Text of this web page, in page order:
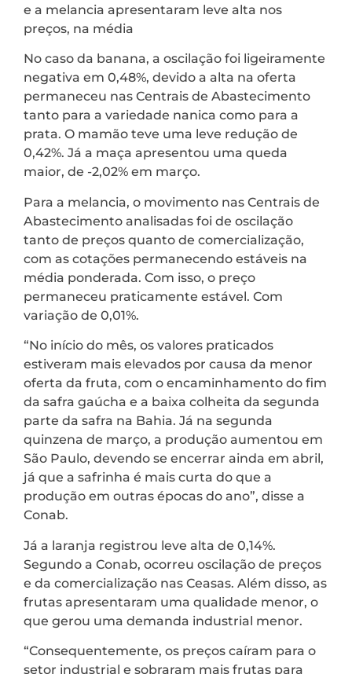
e a melancia apresentaram leve alta nos
preços, na média
No caso da banana, a oscilação foi ligeiramente
negativa em 0,48%, devido a alta na oferta
permaneceu nas Centrais de Abastecimento
tanto para a variedade nanica como para a
prata. O mamão teve uma leve redução de
0,42%. Já a maça apresentou uma queda
maior, de -2,02% em março.
Para a melancia, o movimento nas Centrais de
Abastecimento analisadas foi de oscilação
tanto de preços quanto de comercialização,
com as cotações permanecendo estáveis na
média ponderada. Com isso, o preço
permaneceu praticamente estável. Com
variação de 0,01%.
“No início do mês, os valores praticados
estiveram mais elevados por causa da menor
oferta da fruta, com o encaminhamento do fim
da safra gaúcha e a baixa colheita da segunda
parte da safra na Bahia. Já na segunda
quinzena de março, a produção aumentou em
São Paulo, devendo se encerrar ainda em abril,
já que a safrinha é mais curta do que a
produção em outras épocas do ano”, disse a
Conab.
Já a laranja registrou leve alta de 0,14%.
Segundo a Conab, ocorreu oscilação de preços
e da comercialização nas Ceasas. Além disso, as
frutas apresentaram uma qualidade menor, o
que gerou uma demanda industrial menor.
“Consequentemente, os preços caíram para o
setor industrial e sobraram mais frutas para